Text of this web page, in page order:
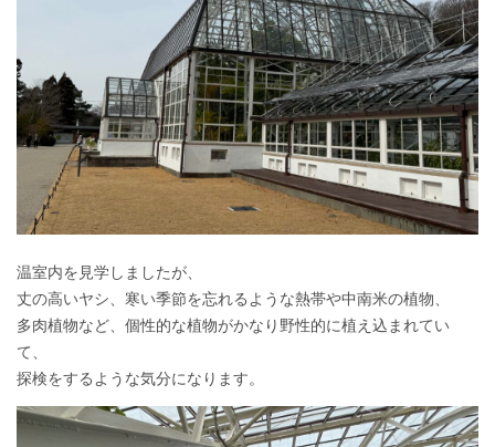
温室内を見学しましたが、
丈の高いヤシ、寒い季節を忘れるような熱帯や中南米の植物、
多肉植物など、個性的な植物がかなり野性的に植え込まれてい
て、
探検をするような気分になります。